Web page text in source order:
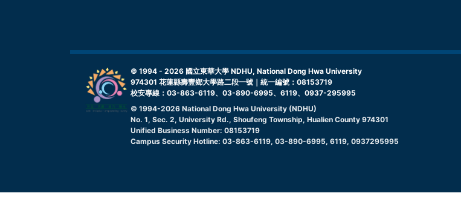
© 1994 - 2026 國立東華大學 NDHU, National Dong Hwa University
974301 花蓮縣壽豐鄉大學路二段一號｜統一編號：08153719
校安專線：03-863-6119、03-890-6995、6119、0937-295995
© 1994-2026 National Dong Hwa University (NDHU)
No. 1, Sec. 2, University Rd., Shoufeng Township, Hualien County 974301
Unified Business Number: 08153719
Campus Security Hotline: 03-863-6119, 03-890-6995, 6119, 0937295995